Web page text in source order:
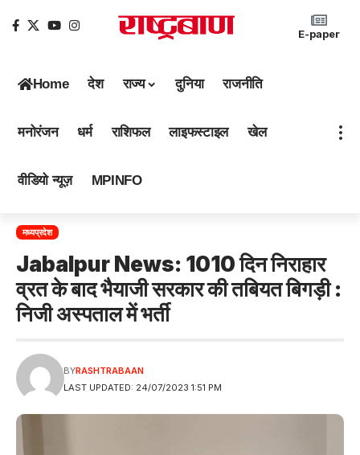
E-paper
Home देश राज्य दुनिया राजनीति
मनोरंजन धर्म राशिफल लाइफस्टाइल खेल
वीडियो न्यूज़ MPINFO
मध्यप्रदेश
Jabalpur News: 1010 दिन निराहार
व्रत के बाद भैयाजी सरकार की तबियत बिगड़ी :
निजी अस्पताल में भर्ती
LAST UPDATED: 24/07/2023 1:51 PM
BYRASHTRABAAN